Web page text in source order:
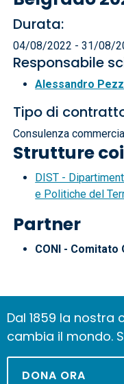
Durata:
04/08/2022 - 31/08/
Responsabile
Alessandro
Tipo di
Consulenza
Strutture
DIST -
e Politiche del
Partner
CONI - Comitato
Dal 1859 la
cambia il mondo.
DONA ORA